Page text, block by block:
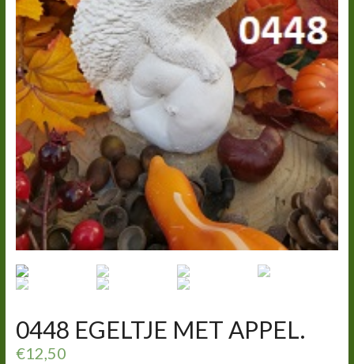
0448 EGELTJE MET APPEL.
€12,50